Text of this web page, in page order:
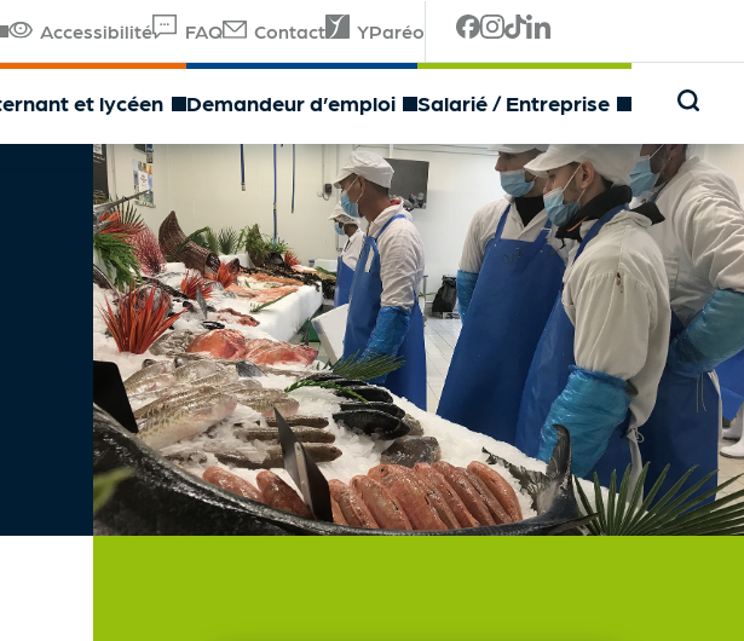
Accessibilité FAQ Contact YParéo
et lycéen Demandeur d’emploi Salarié / Entreprise
Français FLE
Anglais